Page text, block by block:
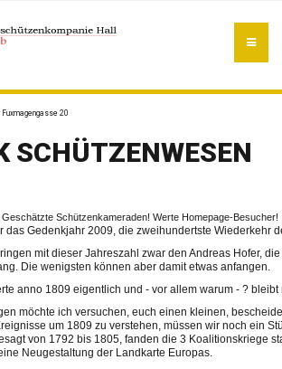
Fuxmagengasse 20
SCHÜTZENWESEN
Schützenkameraden! Werte Homepage-Besucher!
das Gedenkjahr 2009, die zweihundertste Wiederkehr
mit dieser Jahreszahl zwar den Andreas Hofer,
Die wenigsten können aber damit etwas anfangen.
anno 1809 eigentlich und - vor allem warum - ?
möchte ich versuchen, euch einen kleinen,
um 1809 zu verstehen, müssen wir noch ein
von 1792 bis 1805, fanden die 3 Koalitionskriege
Neugestaltung der Landkarte Europas.